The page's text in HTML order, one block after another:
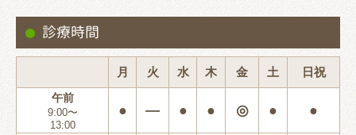
診療時間
月 火 水 木 金 土 日祝
午前
9:00〜
13:00
● ― ● ● ◎ ● ●